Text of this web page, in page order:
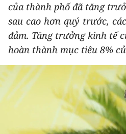
DU LỊCH
THẾ GIỚI
THỂ THAO
GIÁO DỤC
của thành phố đã tăng
sau cao hơn quý trước,
đảm. Tăng trưởng kinh tế
hoàn thành mục tiêu 8%